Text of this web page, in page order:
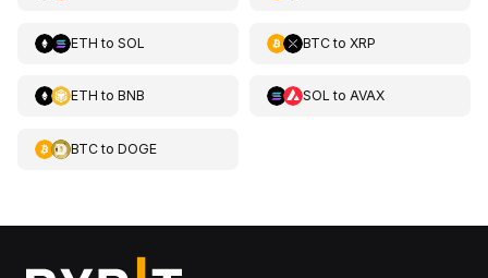
ETH to SOL BTCto XRP
ETH to BNB SOL to AVAX
BTCto DOGE